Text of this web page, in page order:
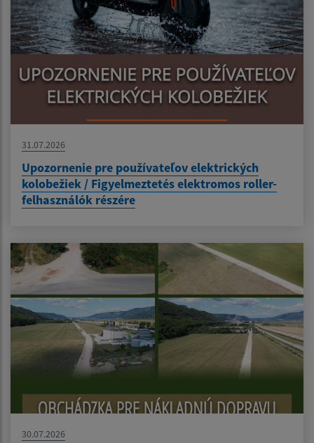
31.07.2026
Upozornenie pre používateľov elektrických
kolobežiek / Figyelmeztetés elektromos roller-
felhasználók részére
30.07.2026